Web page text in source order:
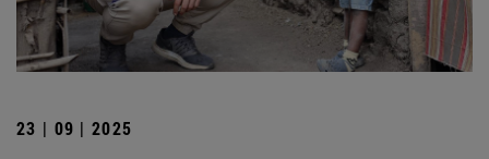
23 | 09 | 2025